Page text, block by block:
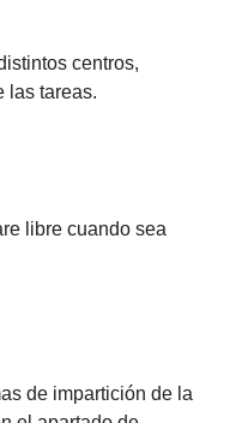
centros,
las tareas.
libre cuando sea
de impartición de la